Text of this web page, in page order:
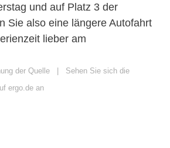
und auf Platz 3 der
Sie also eine längere Autofahrt
lieber am
der Quelle | Sehen Sie sich die
ergo.de an